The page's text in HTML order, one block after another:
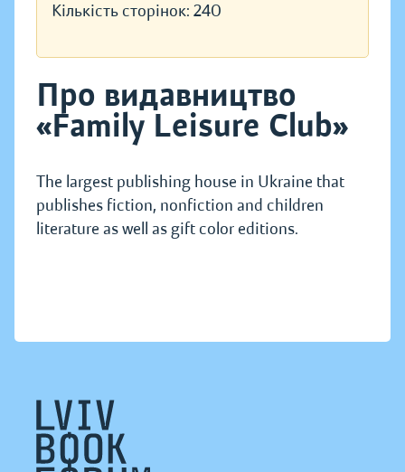
Кількість сторінок: 240
Про видавництво
«Family Leisure Club»
The largest publishing house in Ukraine that
publishes fiction, nonfiction and children
literature as well as gift color editions.